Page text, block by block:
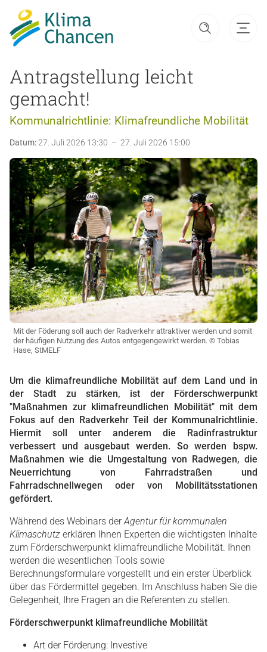
Antragstellung leicht
gemacht!
Kommunalrichtlinie: Klimafreundliche Mobilität
Datum:27. Juli 2026 13:30 – 27. Juli 2026 15:00
Mit der Föderung soll auch der Radverkehr attraktiver werden und somit
der häufigen Nutzung des Autos entgegengewirkt werden. © Tobias
Hase, StMELF
Um die klimafreundliche Mobilität auf dem Land und in
der Stadt zu stärken, ist der Förderschwerpunkt
"Maßnahmen zur klimafreundlichen Mobilität" mit dem
Fokus auf den Radverkehr Teil der Kommunalrichtlinie.
Hiermit soll unter anderem die Radinfrastruktur
verbessert und ausgebaut werden. So werden bspw.
Maßnahmen wie die Umgestaltung von Radwegen, die
Neuerrichtung von Fahrradstraßen und
Fahrradschnellwegen oder von Mobilitätsstationen
gefördert.
Während des Webinars derAgentur für kommunalen
Klimaschutz erklären Ihnen Experten die wichtigsten Inhalte
zum Förderschwerpunkt klimafreundliche Mobilität. Ihnen
werden die wesentlichen Tools sowie
Berechnungsformulare vorgestellt und ein erster Überblick
über das Fördermittel gegeben. Im Anschluss haben Sie die
Gelegenheit, Ihre Fragen an die Referenten zu stellen.
Förderschwerpunkt klimafreundliche Mobilität
Art der Förderung: Investive